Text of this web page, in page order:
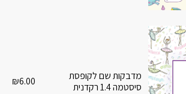
מדבקות שם לקופסת
סיסטמה 1.4 רקדנית
₪6.00